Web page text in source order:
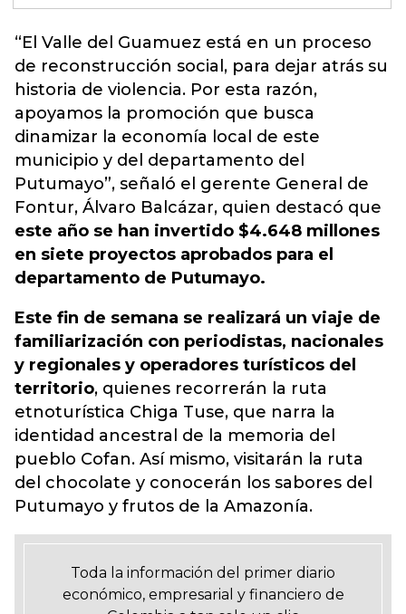
“El Valle del Guamuez está en un proceso
de reconstrucción social, para dejar atrás su
historia de violencia. Por esta razón,
apoyamos la promoción que busca
dinamizar la economía local de este
municipio y del departamento del
Putumayo”, señaló el gerente General de
Fontur, Álvaro Balcázar, quien destacó que
este año se han invertido $4.648 millones
en siete proyectos aprobados para el
departamento de Putumayo.
Este fin de semana se realizará un viaje de
familiarización con periodistas, nacionales
y regionales y operadores turísticos del
territorio, quienes recorrerán la ruta
etnoturística Chiga Tuse, que narra la
identidad ancestral de la memoria del
pueblo Cofan. Así mismo, visitarán la ruta
del chocolate y conocerán los sabores del
Putumayo y frutos de la Amazonía.
Toda la información del primer diario
económico, empresarial y financiero de